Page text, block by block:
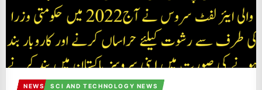
NEWS SCI AND TECHNOLOGY NEWS